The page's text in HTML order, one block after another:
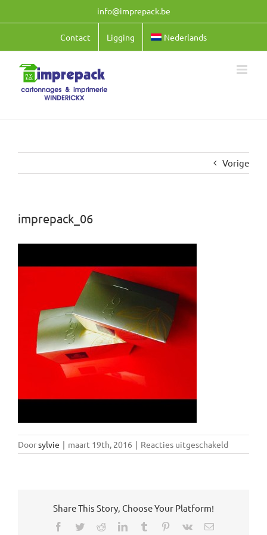
info@imprepack.be
Contact Ligging Nederlands
Vorige
imprepack_06
Doorsylvie | maart 19th, 2016 | Reacties uitgeschakeld
Share This Story, Choose Your Platform!
Facebook
TwitterRedditLinkedInTumblr Pinterest
Vk
E-